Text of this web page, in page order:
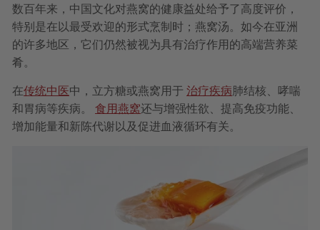
数百年来，中国文化对燕窝的健康益处给予了高度评价，
特别是在以最受欢迎的形式烹制时；燕窝汤。如今在亚洲
的许多地区，它们仍然被视为具有治疗作用的高端营养菜
肴。
在传统中医中，立方糖或燕窝用于 治疗疾病肺结核、哮喘
和胃病等疾病。 食用燕窝还与增强性欲、提高免疫功能、
增加能量和新陈代谢以及促进血液循环有关。